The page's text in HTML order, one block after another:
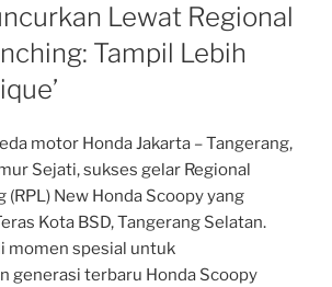
Lewat Regional
Tampil Lebih
motor Honda Jakarta – Tangerang,
Sejati, sukses gelar Regional
(RPL) New Honda Scoopy yang
Kota BSD, Tangerang Selatan.
momen spesial untuk
generasi terbaru Honda Scoopy